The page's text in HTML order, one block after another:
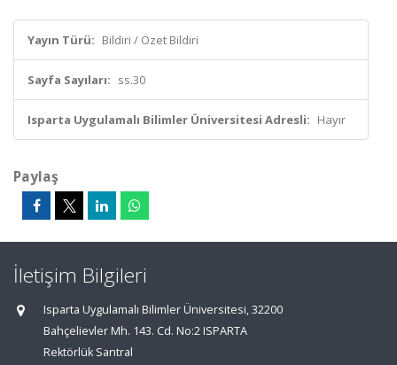
Yayın Türü: Bildiri / Özet Bildiri
Sayfa Sayıları: ss.30
Isparta Uygulamalı Bilimler Üniversitesi Adresli: Hayır
Paylaş
İletişim Bilgileri
Isparta Uygulamalı Bilimler Üniversitesi, 32200
Bahçelievler Mh. 143. Cd. No:2 ISPARTA
Rektörlük Santral